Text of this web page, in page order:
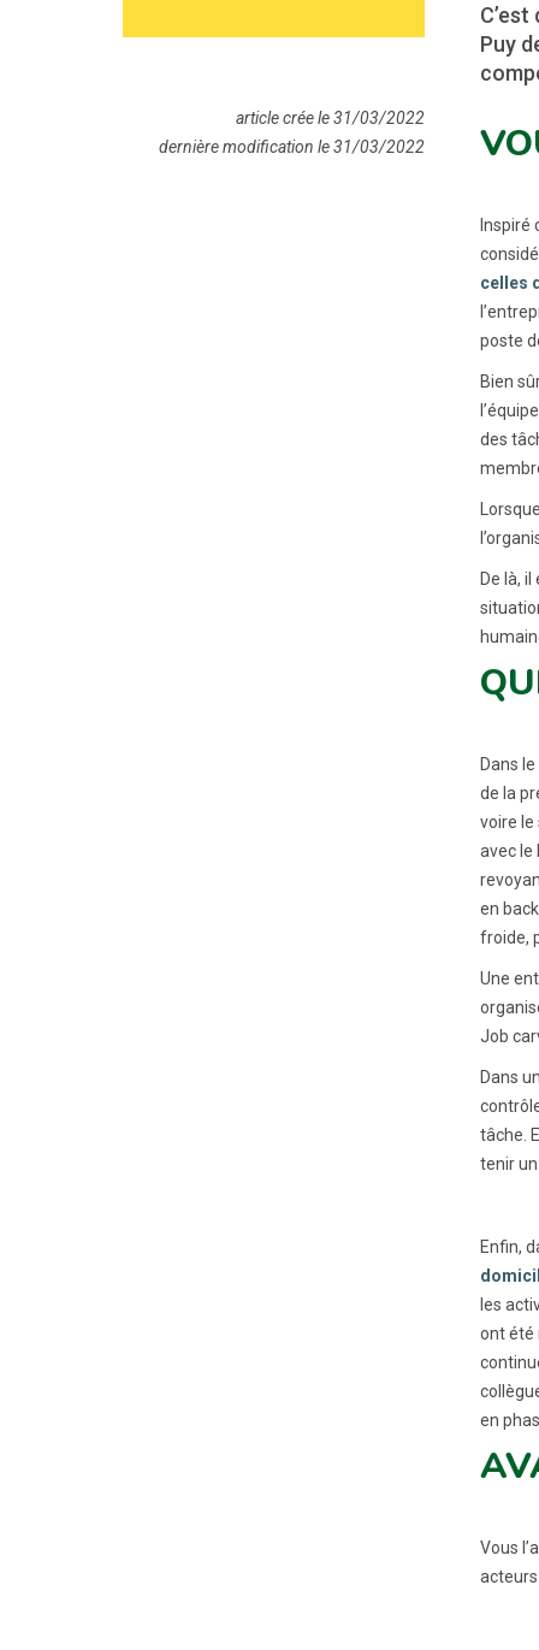
Puy
Inspiré
celles
poste
Bien
des
De là,
Dans
de la
voire le
avec le
en
froide,
Une
Job
Dans
tâche.
tenir
Enfin,
les
ont été
en
Vous
acteurs
article crée le 31/03/2022
dernière modification le 31/03/2022